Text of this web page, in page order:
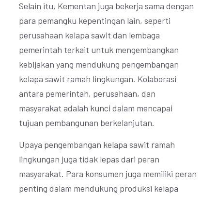
Selain itu, Kementan juga bekerja sama dengan
para pemangku kepentingan lain, seperti
perusahaan kelapa sawit dan lembaga
pemerintah terkait untuk mengembangkan
kebijakan yang mendukung pengembangan
kelapa sawit ramah lingkungan. Kolaborasi
antara pemerintah, perusahaan, dan
masyarakat adalah kunci dalam mencapai
tujuan pembangunan berkelanjutan.
Upaya pengembangan kelapa sawit ramah
lingkungan juga tidak lepas dari peran
masyarakat. Para konsumen juga memiliki peran
penting dalam mendukung produksi kelapa